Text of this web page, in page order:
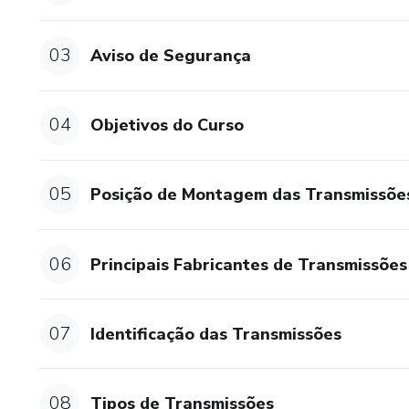
03 Aviso de Segurança
04 Objetivos do Curso
05 Posição de Montagem das
06 Principais Fabricantes de Transmissões
07 Identificação das Transmissões
08 Tipos de Transmissões